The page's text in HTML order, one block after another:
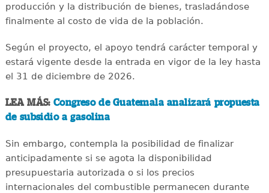
producción y la distribución de bienes, trasladándose
finalmente al costo de vida de la población.
Según el proyecto, el apoyo tendrá carácter temporal y
estará vigente desde la entrada en vigor de la ley hasta
el 31 de diciembre de 2026.
LEA MÁS: Congreso de Guatemala analizará propuesta
de subsidio a gasolina
Sin embargo, contempla la posibilidad de finalizar
anticipadamente si se agota la disponibilidad
presupuestaria autorizada o si los precios
internacionales del combustible permanecen durante